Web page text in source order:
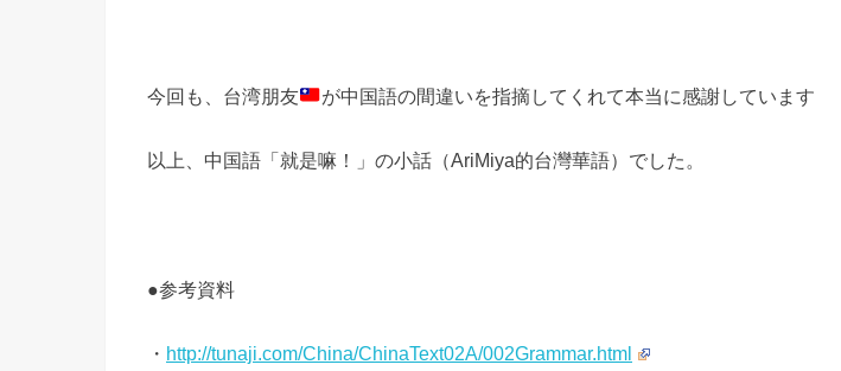
今回も、台湾朋友 が中国語の間違いを指摘してくれて本当に感謝しています
以上、中国語「就是嘛！」の小話（AriMiya的台灣華語）でした。
●参考資料
・ http://tunaji.com/China/ChinaText02A/002Grammar.html